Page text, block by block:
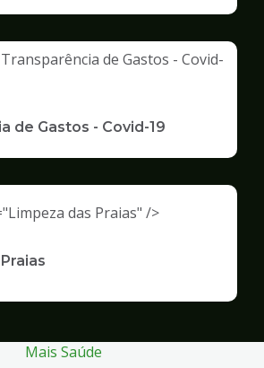
Infraestrutura
Serviços
Públicos
de Gastos - Covid-19
das Praias" />
Mais Saúde